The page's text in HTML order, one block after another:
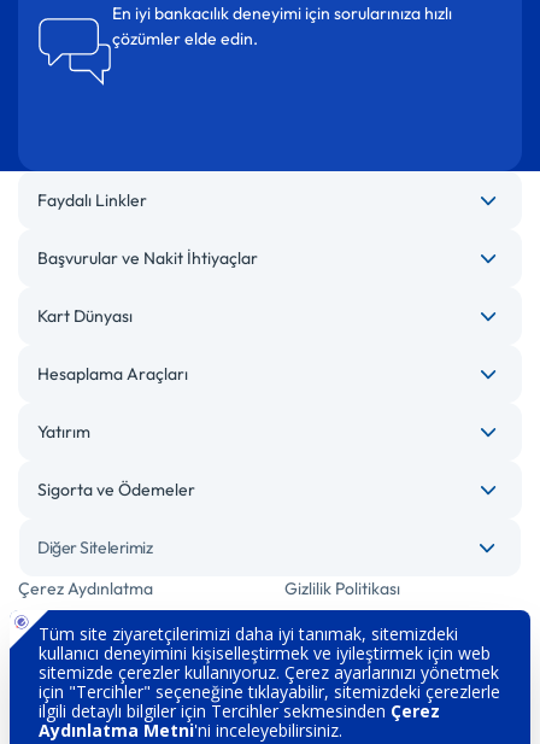
En iyi bankacılık deneyimi için sorularınıza hızlı
çözümler elde edin.
Faydalı Linkler
Başvurular ve Nakit İhtiyaçlar
Kart Dünyası
Hesaplama Araçları
Yatırım
Sigorta ve Ödemeler
Diğer Sitelerimiz
Çerez Aydınlatma
Gizlilik Politikası
Bilgi Toplumu Hizmetleri Engelsiz Bankacılık
Kişisel Verilerin Korunması Güvenlik
İletişim Hakkımızda